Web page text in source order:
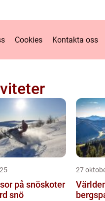
Cookies Kontakta oss
på snöskoter
snö
27